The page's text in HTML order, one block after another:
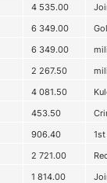
4 535.00
6 349.00
6 349.00
2 267.50
4 081.50
453.50
906.40
2 721.00
1 814.00